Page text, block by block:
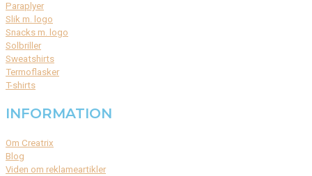
Paraplyer
Slik m. logo
Snacks m. logo
Solbriller
Sweatshirts
Termoflasker
T-shirts
INFORMATION
Om Creatrix
Blog
Viden om reklameartikler